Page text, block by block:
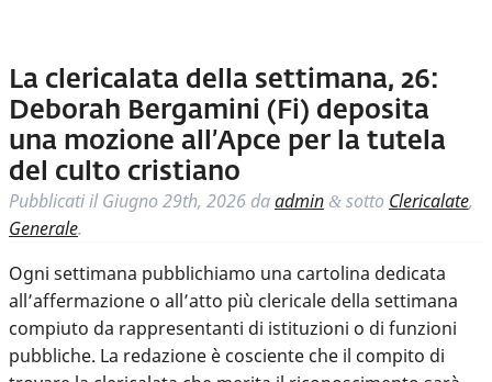
La clericalata della settimana, 26:
Deborah Bergamini (Fi) deposita
una mozione all’Apce per la tutela
del culto cristiano
Pubblicati ilGiugno 29th, 2026 daadmin & sotto Clericalate,
Generale.
Ogni settimana pubblichiamo una cartolina dedicata
all’affermazione o all’atto più clericale della settimana
compiuto da rappresentanti di istituzioni o di funzioni
pubbliche. La redazione è cosciente che il compito di